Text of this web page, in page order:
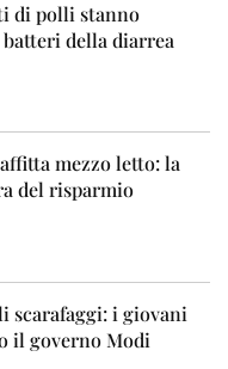
di polli stanno
della diarrea
mezzo letto: la
del risparmio
scarafaggi: i giovani
il governo Modi